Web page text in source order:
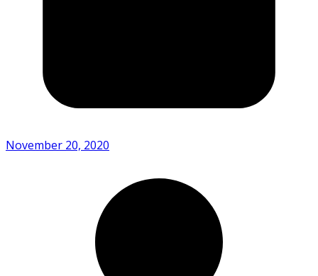
November 20, 2020